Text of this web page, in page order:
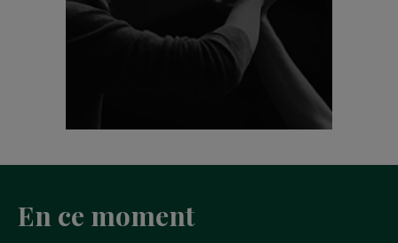
En ce moment